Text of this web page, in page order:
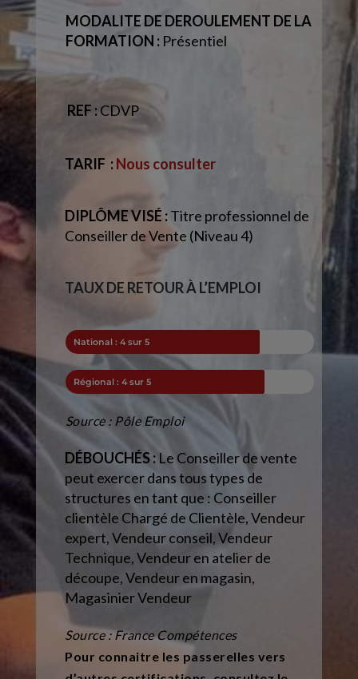
MODALITE DE DEROULEMENT DE LA
FORMATION : Présentiel
REF :CDVP
TARIF :Nous consulter
DIPLÔME VISÉ :Titre professionnel de
Conseiller de Vente (Niveau 4)
TAUX DE RETOUR À L’EMPLOI
National : 4 sur 5
Régional : 4 sur 5
Source : Pôle Emploi
DÉBOUCHÉS : Le Conseiller de vente
peut exercer dans tous types de
structures en tant que : Conseiller
clientèle Chargé de Clientèle, Vendeur
expert, Vendeur conseil, Vendeur
Technique, Vendeur en atelier de
découpe, Vendeur en magasin,
Magasinier Vendeur
Source : France Compétences
Pour connaitre les passerelles vers